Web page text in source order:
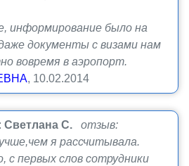
информирование было на
документы с визами нам
вовремя в аэропорт.
, 10.02.2014
Светлана С.
отзыв:
я рассчитывала.
с первых слов сотрудники